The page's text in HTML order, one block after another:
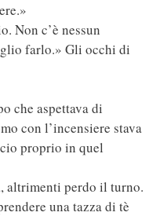
Non c’è nessun
farlo.» Gli occhi di
che aspettava di
con l’incensiere stava
proprio in quel
altrimenti perdo il turno.
una tazza di tè